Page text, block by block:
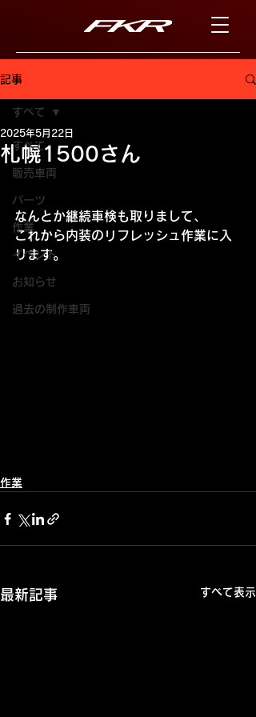
記事
すべて
販売車両
パーツ
作業
イベント
お知らせ
過去の制作車両
すべて
札幌1500さん
2025年5月22日
なんとか継続車検も取りまして、
これから内装のリフレッシュ作業に入
ります。
作業
最新記事 すべて表示